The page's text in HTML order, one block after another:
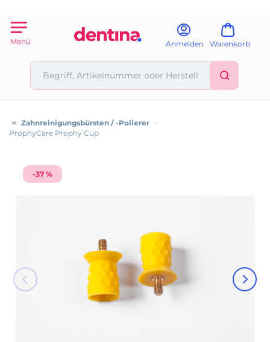
Menü Anmelden Warenkorb
< Zahnreinigungsbürsten / -Polierer >
ProphyCare Prophy Cup
-37 %